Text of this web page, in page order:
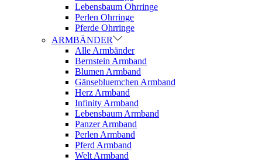
Lebensbaum Ohrringe
Perlen Ohrringe
Pferde Ohrringe
ARMBÄNDER
Alle Armbänder
Bernstein Armband
Blumen Armband
Gänsebluemchen Armband
Herz Armband
Infinity Armband
Lebensbaum Armband
Panzer Armband
Perlen Armband
Pferd Armband
Welt Armband